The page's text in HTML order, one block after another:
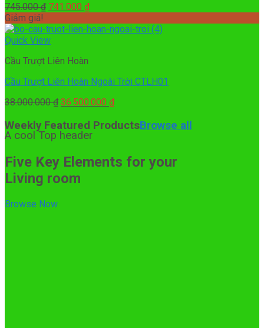
A cool Top header
Five Key Elements for your
Living room
Browse Now
745.000₫ Giá
là:
745.000 ₫.
741.000 ₫Giá
tại
Giảm giá!
Quick View
Cầu Trượt Liên Hoàn
Cầu Trượt Liên Hoàn Ngoài Trời CTLH01
38.000.000₫ Giá
là:
38.000.000 ₫.
36.500.000 ₫Giá
tại
Weekly Featured ProductsBrowse all